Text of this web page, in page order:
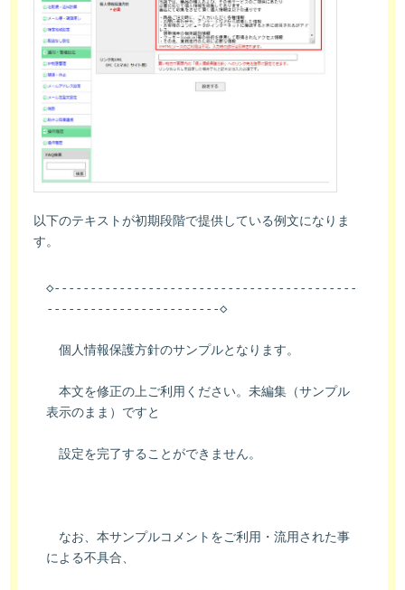
以下のテキストが初期段階で提供している例文になりま
す。
◇------------------------------------------
------------------------◇
個人情報保護方針のサンプルとなります。
本文を修正の上ご利用ください。未編集（サンプル
表示のまま）ですと
設定を完了することができません。
なお、本サンプルコメントをご利用・流用された事
による不具合、